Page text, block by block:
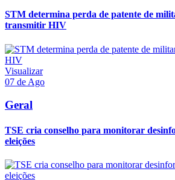
STM determina perda de patente de
transmitir HIV
Visualizar
07 de Ago
Geral
TSE cria conselho para monitorar
eleições